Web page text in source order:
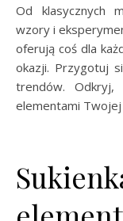
Od klasycznych
wzory i
oferują coś dla
okazji. Przygotuj
trendów. Odkryj,
elementami